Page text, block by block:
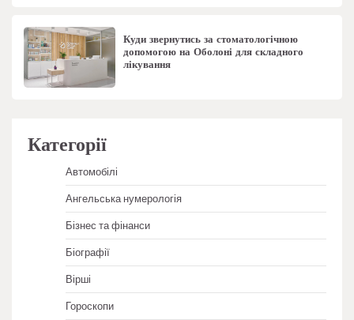
Куди звернутись за стоматологічною
допомогою на Оболоні для складного
лікування
Категорії
Автомобілі
Ангельська нумерологія
Бізнес та фінанси
Біографії
Вірші
Гороскопи